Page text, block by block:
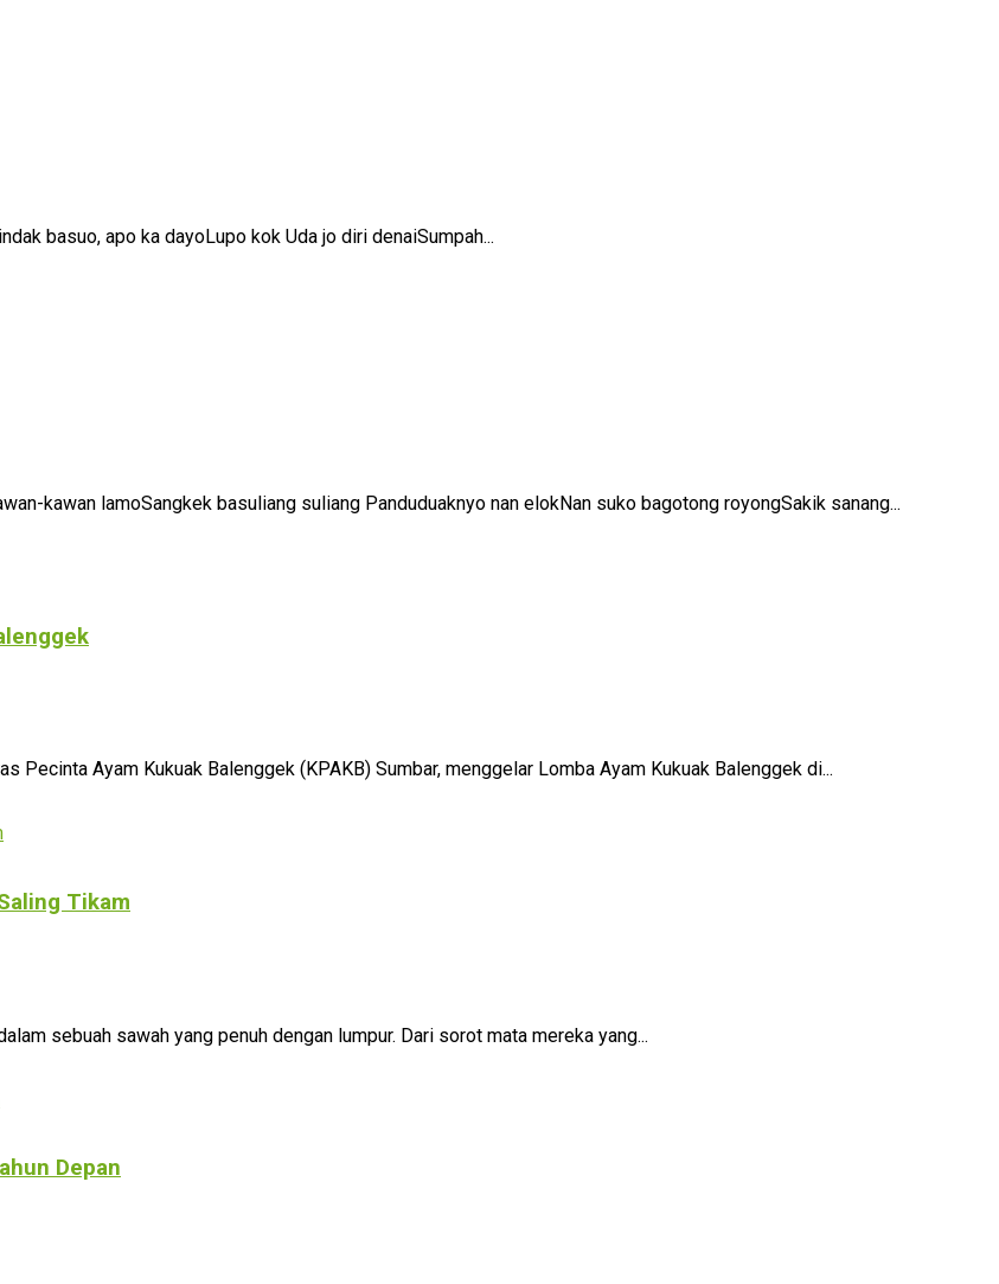
basuo, apo ka dayoLupo kok Uda jo diri denaiSumpah...
kawan lamoSangkek basuliang suliang Panduduaknyo nan elokNan suko bagotong royongSakik sanang...
Ayam Kukuak Balenggek (KPAKB) Sumbar, menggelar Lomba Ayam Kukuak Balenggek di...
Tikam
sebuah sawah yang penuh dengan lumpur. Dari sorot mata mereka yang...
Depan